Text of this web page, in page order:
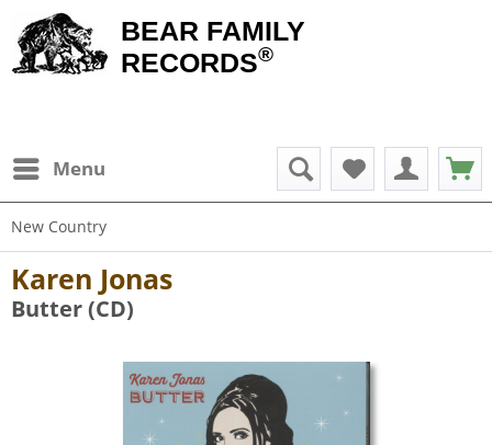
BEAR FAMILY
RECORDS®
Menu
New Country
Karen Jonas
Butter (CD)